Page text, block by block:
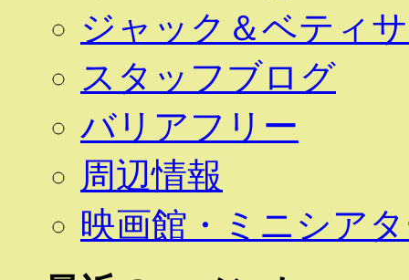
ジャック＆ベティ
スタッフブログ
バリアフリー
周辺情報
映画館・ミニシア